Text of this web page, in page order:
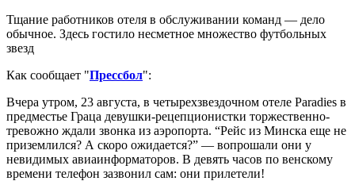
Тщание работников отеля в обслуживании команд — дело
обычное. Здесь гостило несметное множество футбольных
звезд
Как сообщает "Прессбол":
Вчера утром, 23 августа, в четырехзвездочном отеле Paradies в
предместье Граца девушки-рецепционистки торжественно-
тревожно ждали звонка из аэропорта. “Рейс из Минска еще не
приземлился? А скоро ожидается?” — вопрошали они у
невидимых авиаинформаторов. В девять часов по венскому
времени телефон зазвонил сам: они прилетели!